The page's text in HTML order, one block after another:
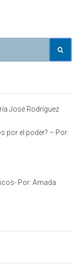
José Rodríguez
por el poder? – Por:
Por: Amada